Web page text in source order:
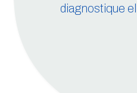
diagnostique